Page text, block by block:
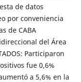
de datos
por conveniencia
de CABA
del Área
Participaron
fue 0,6%
a 5,6% en la